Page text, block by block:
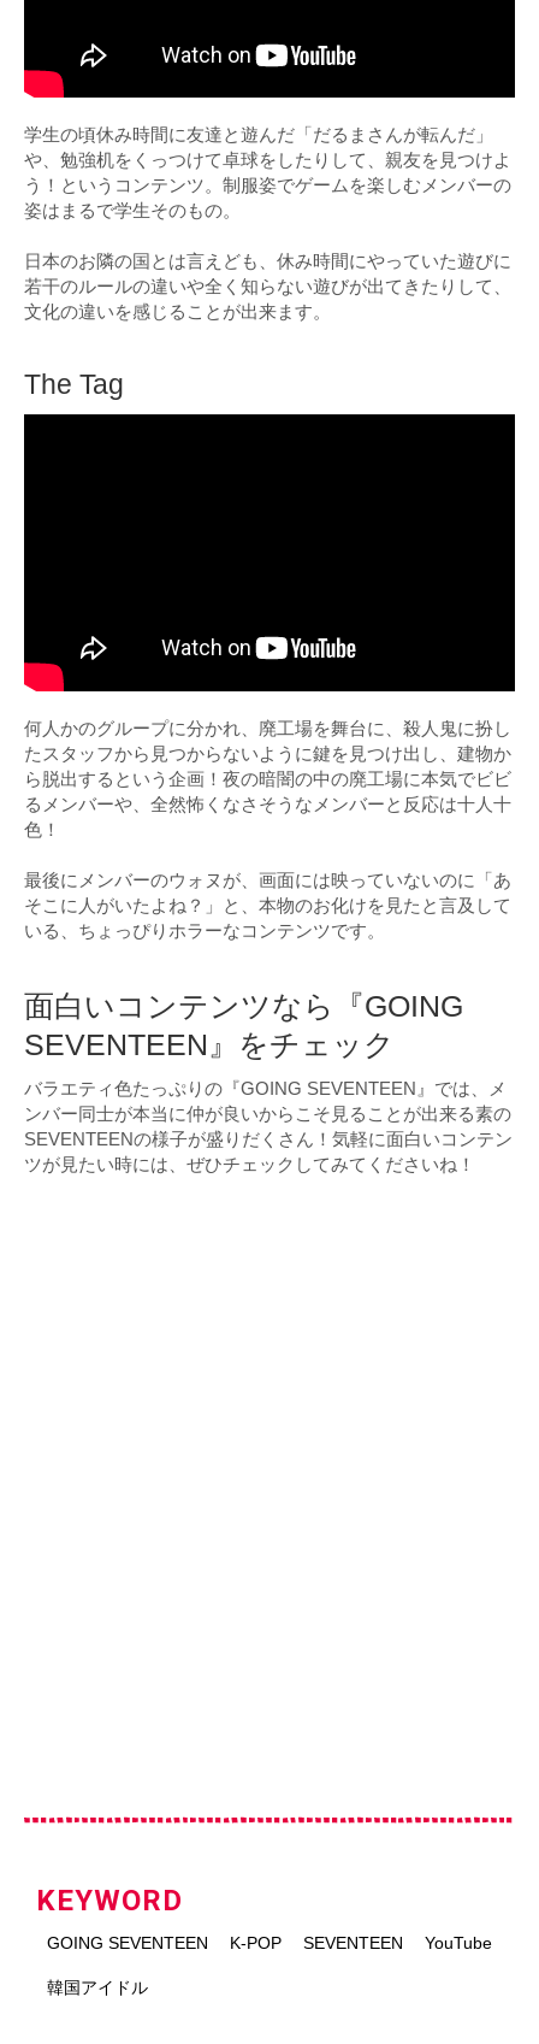
学生の頃休み時間に友達と遊んだ「だるまさんが転んだ」
や、勉強机をくっつけて卓球をしたりして、親友を見つけよ
う！というコンテンツ。制服姿でゲームを楽しむメンバーの
姿はまるで学生そのもの。
日本のお隣の国とは言えども、休み時間にやっていた遊びに
若干のルールの違いや全く知らない遊びが出てきたりして、
文化の違いを感じることが出来ます。
The Tag
何人かのグループに分かれ、廃工場を舞台に、殺人鬼に扮し
たスタッフから見つからないように鍵を見つけ出し、建物か
ら脱出するという企画！夜の暗闇の中の廃工場に本気でビビ
るメンバーや、全然怖くなさそうなメンバーと反応は十人十
色！
最後にメンバーのウォヌが、画面には映っていないのに「あ
そこに人がいたよね？」と、本物のお化けを見たと言及して
いる、ちょっぴりホラーなコンテンツです。
面白いコンテンツなら『GOING
SEVENTEEN』をチェック
バラエティ色たっぷりの『GOING SEVENTEEN』では、メ
ンバー同士が本当に仲が良いからこそ見ることが出来る素の
SEVENTEENの様子が盛りだくさん！気軽に面白いコンテン
ツが見たい時には、ぜひチェックしてみてくださいね！
KEYWORD
GOING SEVENTEEN K-POP SEVENTEEN YouTube
韓国アイドル